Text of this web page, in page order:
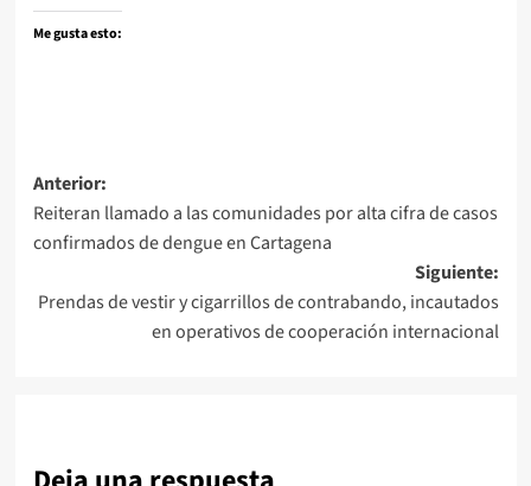
Me gusta esto:
Navegación
de
entradas
Anterior:
Reiteran llamado a las comunidades por alta cifra de casos
confirmados de dengue en Cartagena
Siguiente:
Prendas de vestir y cigarrillos de contrabando, incautados
en operativos de cooperación internacional